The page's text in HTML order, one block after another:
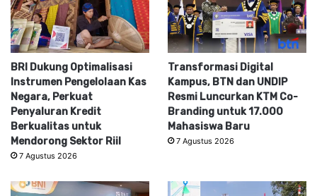
BRI Dukung Optimalisasi
Instrumen Pengelolaan Kas
Negara, Perkuat
Penyaluran Kredit
Berkualitas untuk
Mendorong Sektor Riil
7 Agustus 2026
Transformasi Digital
Kampus, BTN dan UNDIP
Resmi Luncurkan KTM Co-
Branding untuk 17.000
Mahasiswa Baru
7 Agustus 2026